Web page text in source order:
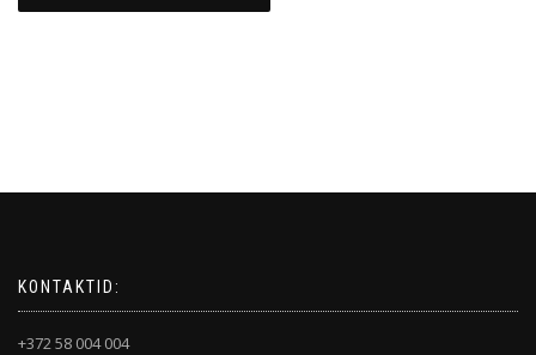
KONTAKTID:
+372 58 004 004